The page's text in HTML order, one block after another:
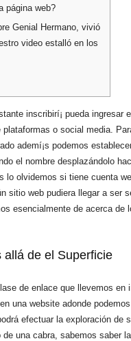
página web?
Genial Hermano, vivió
video estalló en los
inscribirí¡ pueda
o social media.
ademí¡s podemos
el nombre desplazándolo
lo olvidemos si tiene cuenta
sitio web pudiera llegar a
esencialmente de acerca de
allá de el Superficie
de enlace que llevemos
una website adonde
efectuar la exploración
una cabra, sabemos saber